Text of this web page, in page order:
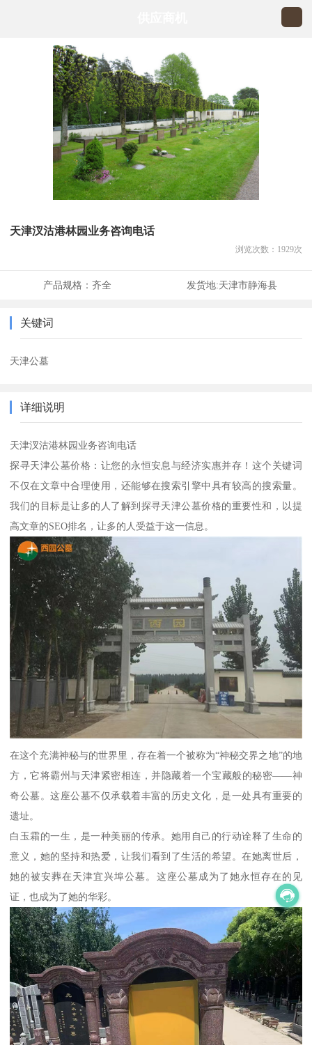
天津汊沽港林园业务咨询电话
浏览次数： 1929次
产品规格： 齐全 发货地:天津市静海县
关键词
天津公墓
详细说明
天津汊沽港林园业务咨询电话
探寻天津公墓价格：让您的永恒安息与经济实惠并存！这个关键词
不仅在文章中合理使用，还能够在搜索引擎中具有较高的搜索量。
我们的目标是让多的人了解到探寻天津公墓价格的重要性和，以提
高文章的SEO排名，让多的人受益于这一信息。
在这个充满神秘与的世界里，存在着一个被称为“神秘交界之地”的地
方，它将霸州与天津紧密相连，并隐藏着一个宝藏般的秘密——神
奇公墓。这座公墓不仅承载着丰富的历史文化，是一处具有重要的
遗址。
白玉霜的一生，是一种美丽的传承。她用自己的行动诠释了生命的
意义，她的坚持和热爱，让我们看到了生活的希望。在她离世后，
她的被安葬在天津宜兴埠公墓。这座公墓成为了她永恒存在的见
证，也成为了她的华彩。